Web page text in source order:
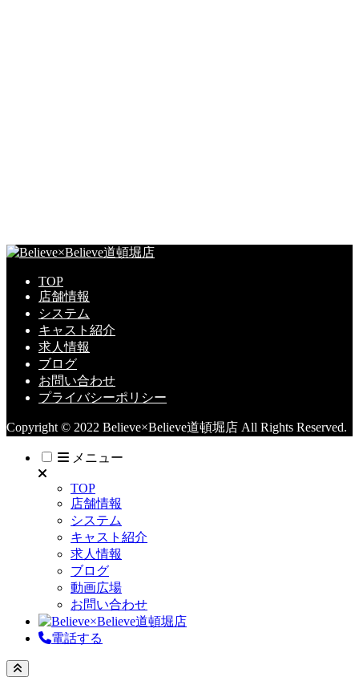
TOP
店舗情報
システム
キャスト紹介
求人情報
ブログ
お問い合わせ
プライバシーポリシー
Copyright © 2022 Believe×Believe道頓堀店 All Rights Reserved.
メニュー
TOP
店舗情報
システム
キャスト紹介
求人情報
ブログ
動画広場
お問い合わせ
電話する